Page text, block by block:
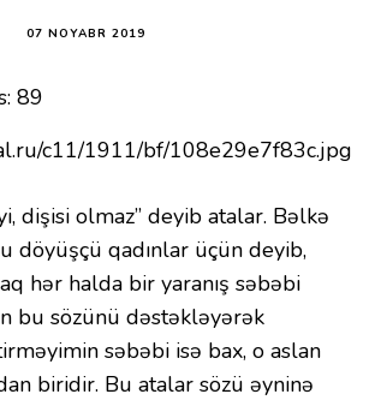
07 NOYABR 2019
89
dişisi olmaz” deyib atalar. Bəlkə
döyüşçü qadınlar üçün deyib,
hər halda bir yaranış səbəbi
bu sözünü dəstəkləyərək
səbəbi isə bax, o aslan
biridir. Bu atalar sözü əyninə